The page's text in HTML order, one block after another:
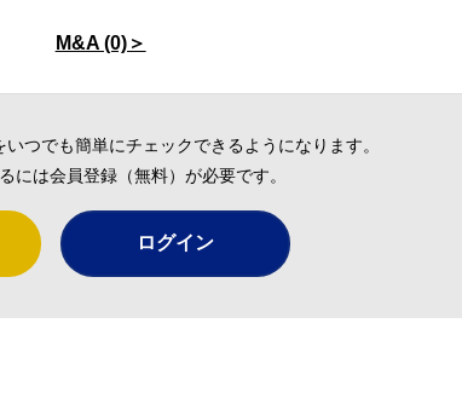
M&A (0)＞
つでも簡単にチェックできるようになります。
には会員登録（無料）が必要です。
ログイン